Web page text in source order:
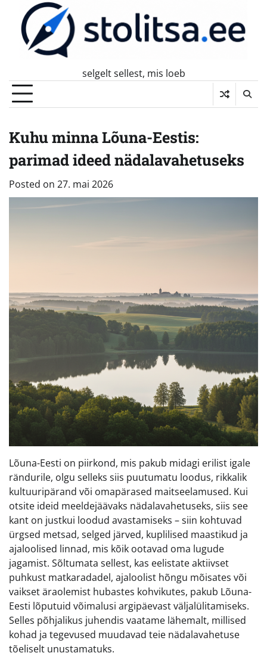
content
selgelt sellest, mis loeb
Kuhu minna Lõuna-Eestis:
parimad ideed nädalavahetuseks
Posted on 27. mai 2026
Lõuna-Eesti on piirkond, mis pakub midagi erilist igale
rändurile, olgu selleks siis puutumatu loodus, rikkalik
kultuuripärand või omapärased maitseelamused. Kui
otsite ideid meeldejäävaks nädalavahetuseks, siis see
kant on justkui loodud avastamiseks – siin kohtuvad
ürgsed metsad, selged järved, kuplilised maastikud ja
ajaloolised linnad, mis kõik ootavad oma lugude
jagamist. Sõltumata sellest, kas eelistate aktiivset
puhkust matkaradadel, ajaloolist hõngu mõisates või
vaikset äraolemist hubastes kohvikutes, pakub Lõuna-
Eesti lõputuid võimalusi argipäevast väljalülitamiseks.
Selles põhjalikus juhendis vaatame lähemalt, millised
kohad ja tegevused muudavad teie nädalavahetuse
tõeliselt unustamatuks.